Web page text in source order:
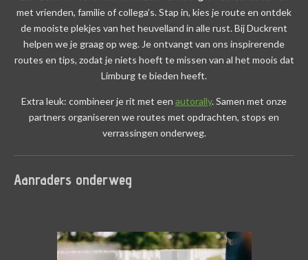
met vrienden, familie of collega’s. Stap in, kies je route en ontdek
de mooiste plekjes van het heuvelland in alle rust. Bij Duckrent
helpen we je graag op weg. Je ontvangt van ons inspirerende
routes en tips, zodat je niets hoeft te missen van al het moois dat
Limburg te bieden heeft.
Extra leuk: combineer je rit met een autorally. Samen met onze
partners organiseren we routes met opdrachten, stops en
verrassingen onderweg.
Aanraders onderweg